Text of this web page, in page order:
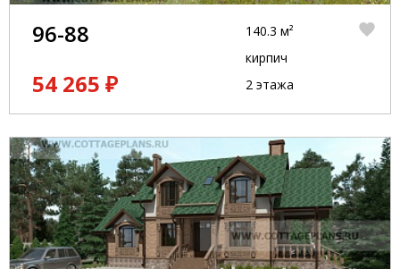
96-88
54 265 ₽
140.3 м²
кирпич
2 этажа